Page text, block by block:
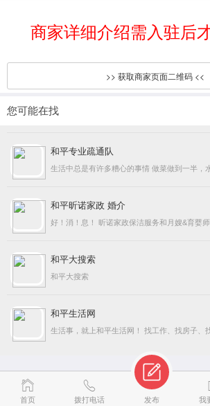
商家详细介绍需入驻后
>> 获取商家页面二维码 <<
您可能在找
和平专业疏通队
和平昕诺家政 婚介
好！消！息！ 昕诺家政保洁服务和月嫂&育婴师
和平大搜索
和平大搜索
和平生活网
首页 拨打电话 发布 我